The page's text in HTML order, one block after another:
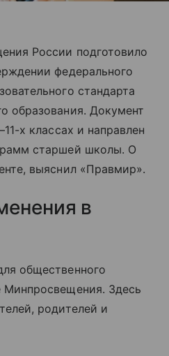
России подготовило
федерального
стандарта
образования. Документ
х классах и направлен
старшей школы. О
выяснил «Правмир».
в
общественного
Минпросвещения. Здесь
родителей и